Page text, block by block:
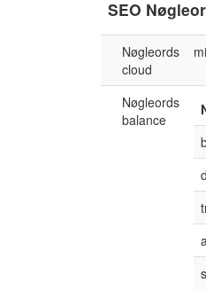
SEO
Nøgleords
cloud
Nøgleords
balance